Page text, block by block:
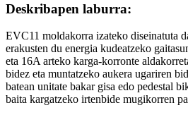
Deskribapen laburra:
EVC11 moldakorra izateko diseinatuta
erakusten du energia kudeatzeko
eta 16A arteko karga-korronte
bidez eta muntatzeko aukera ugariren
batean unitate bakar gisa edo pedestal
baita kargatzeko irtenbide mugikorren